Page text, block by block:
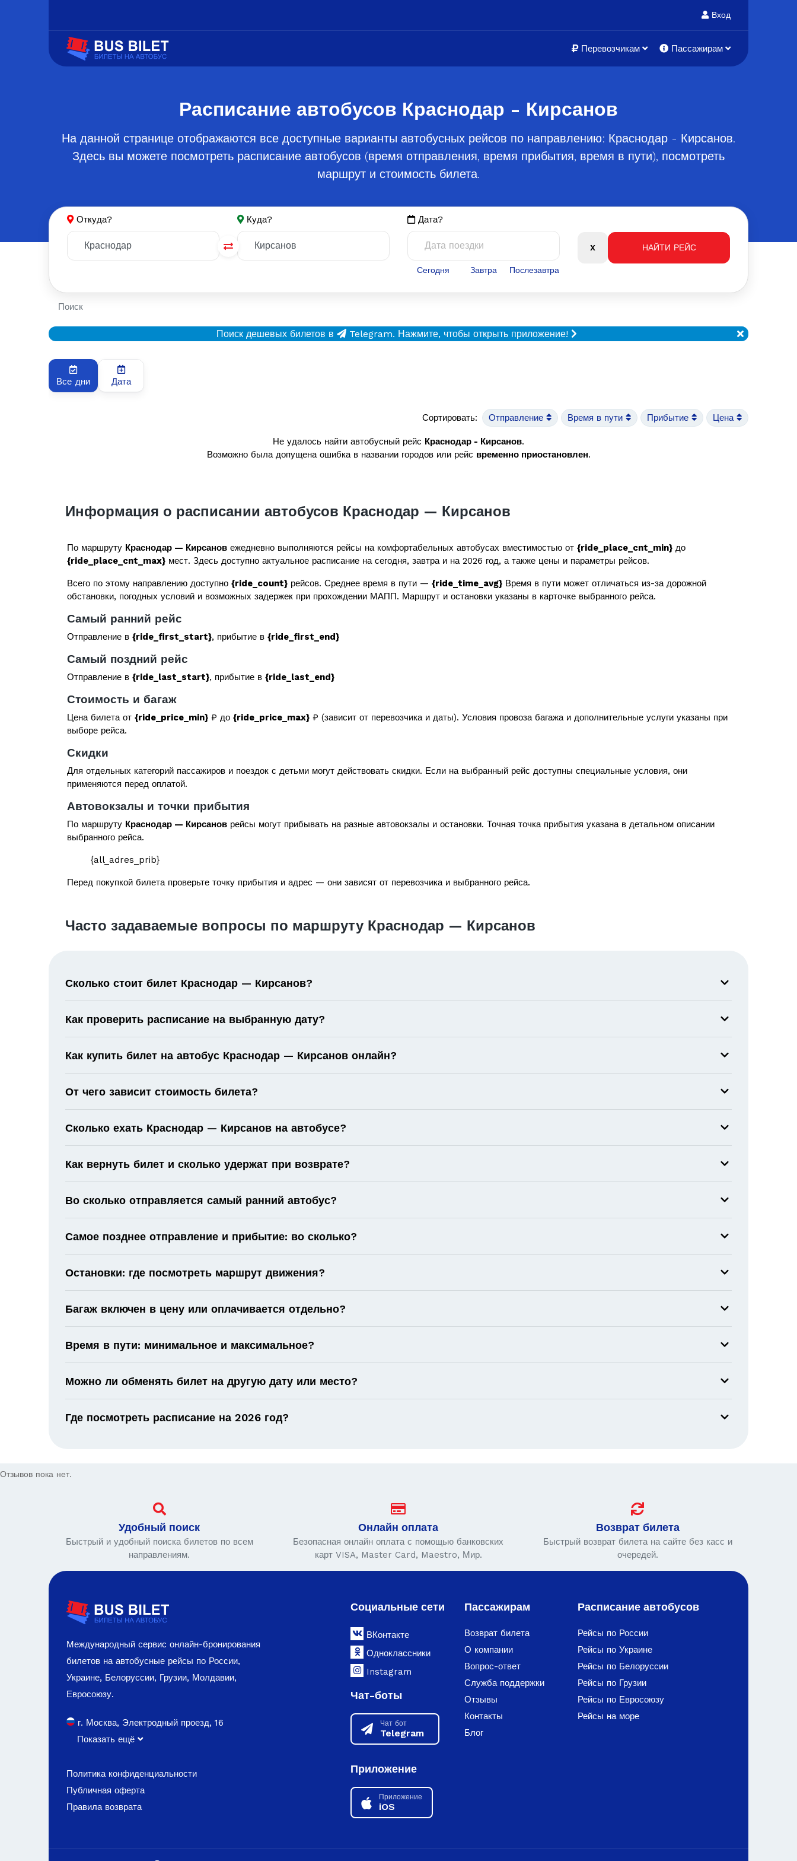
Вход
Перевозчикам Пассажирам
Расписание автобусов Краснодар - Кирсанов
На данной странице отображаются все доступные варианты автобусных рейсов по направлению: Краснодар - Кирсанов.
Здесь вы можете посмотреть расписание автобусов (время отправления, время прибытия, время в пути), посмотреть
маршрут и стоимость билета.
Откуда? Куда? Дата?
Сегодня Завтра Послезавтра
Поиск
Поиск дешевых билетов в Telegram. Нажмите, чтобы открыть приложение!
Все дни Дата
Сортировать: Отправление Время в пути Прибытие Цена
Не удалось найти автобусный рейс Краснодар - Кирсанов.
Возможно была допущена ошибка в названии городов или рейс временно приостановлен.
Информация о расписании автобусов Краснодар — Кирсанов
По маршруту Краснодар — Кирсанов ежедневно выполняются рейсы на комфортабельных автобусах вместимостью от {ride_place_cnt_min} до
{ride_place_cnt_max} мест. Здесь доступно актуальное расписание на сегодня, завтра и на 2026 год, а также цены и параметры рейсов.
Всего по этому направлению доступно {ride_count} рейсов. Среднее время в пути — {ride_time_avg} Время в пути может отличаться из-за дорожной
обстановки, погодных условий и возможных задержек при прохождении МАПП. Маршрут и остановки указаны в карточке выбранного рейса.
Самый ранний рейс
Отправление в {ride_first_start}, прибытие в {ride_first_end}
Самый поздний рейс
Отправление в {ride_last_start}, прибытие в {ride_last_end}
Стоимость и багаж
Цена билета от {ride_price_min} ₽ до {ride_price_max} ₽ (зависит от перевозчика и даты). Условия провоза багажа и дополнительные услуги указаны при
выборе рейса.
Скидки
Для отдельных категорий пассажиров и поездок с детьми могут действовать скидки. Если на выбранный рейс доступны специальные условия, они
применяются перед оплатой.
Автовокзалы и точки прибытия
По маршруту Краснодар — Кирсанов рейсы могут прибывать на разные автовокзалы и остановки. Точная точка прибытия указана в детальном описании
выбранного рейса.
{all_adres_prib}
Перед покупкой билета проверьте точку прибытия и адрес — они зависят от перевозчика и выбранного рейса.
Часто задаваемые вопросы по маршруту Краснодар — Кирсанов
Сколько стоит билет Краснодар — Кирсанов?
Как проверить расписание на выбранную дату?
Как купить билет на автобус Краснодар — Кирсанов онлайн?
От чего зависит стоимость билета?
Сколько ехать Краснодар — Кирсанов на автобусе?
Как вернуть билет и сколько удержат при возврате?
Во сколько отправляется самый ранний автобус?
Самое позднее отправление и прибытие: во сколько?
Остановки: где посмотреть маршрут движения?
Багаж включен в цену или оплачивается отдельно?
Время в пути: минимальное и максимальное?
Можно ли обменять билет на другую дату или место?
Где посмотреть расписание на 2026 год?
Отзывов пока нет.
Удобный поиск
Быстрый и удобный поиска билетов по всем
направлениям.
Онлайн оплата
Безопасная онлайн оплата с помощью банковских
карт VISA, Master Card, Maestro, Мир.
Возврат билета
Быстрый возврат билета на сайте без касс и
очередей.
Международный сервис онлайн-бронирования
билетов на автобусные рейсы по России,
Украине, Белоруссии, Грузии, Молдавии,
Евросоюзу.
г. Москва, Электродный проезд, 16
Показать ещё
Политика конфиденциальности
Публичная оферта
Правила возврата
Социальные сети
ВКонтакте
Одноклассники
Instagram
Чат-боты
Чат бот
Telegram
Приложение
Приложение
iOS
Пассажирам
Возврат билета
О компании
Вопрос-ответ
Служба поддержки
Отзывы
Контакты
Блог
Расписание автобусов
Рейсы по России
Рейсы по Украине
Рейсы по Белоруссии
Рейсы по Грузии
Рейсы по Евросоюзу
Рейсы на море